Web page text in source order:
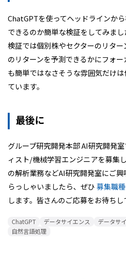
ChatGPTを使ってヘッドラインか
できるのか簡単な検証をしてみまし
検証では個別株やセクターのリタ
のリターンを予測できるかにフォ
も簡単ではなさそうな雰囲気だけ
ています。
最後に
グループ研究開発本部 AI研究開発
ィスト/機械学習エンジニアを募集
の解析業務などAI研究開発室にご
らっしゃいましたら、ぜひ募集職
します。皆さんのご応募をお待ちし
ChatGPT データサイエンス データサ
自然言語処理